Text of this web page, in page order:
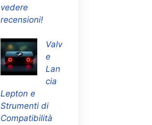
vedere
recensioni!
Valv
e
Lan
cia
Lepton e
Strumenti di
Compatibilità